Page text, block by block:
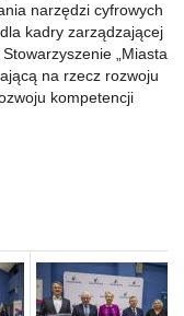
narzędzi cyfrowych
kadry zarządzającej
„Miasta
na rzecz rozwoju
kompetencji